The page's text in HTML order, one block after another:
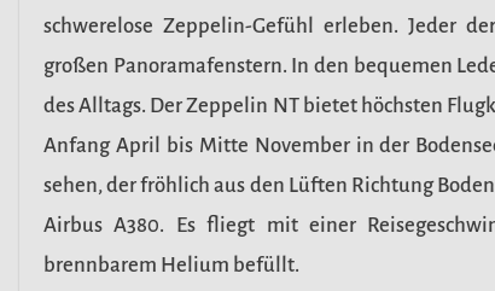
schwerelose Zeppelin-Gefühl erleben. Jeder
großen Panoramafenstern. In den bequemen
des Alltags. Der Zeppelin NT bietet höchsten
Anfang April bis Mitte November in der
sehen, der fröhlich aus den Lüften Richtung
Airbus A380. Es fliegt mit einer
brennbarem Helium befüllt.